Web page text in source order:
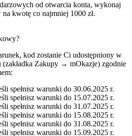
od otwarcia konta, wykonaj
kwotę co najmniej 1000 zł.
kod zostanie Ci udostępniony w
Zakupy → mOkazje) zgodnie
spełnisz warunki do 30.06.2025 r.
spełnisz warunki do 15.07.2025 r.
spełnisz warunki do 31.07.2025 r.
spełnisz warunki do 15.08.2025 r.
spełnisz warunki do 31.08.2025 r.
spełnisz warunki do 15.09.2025 r.